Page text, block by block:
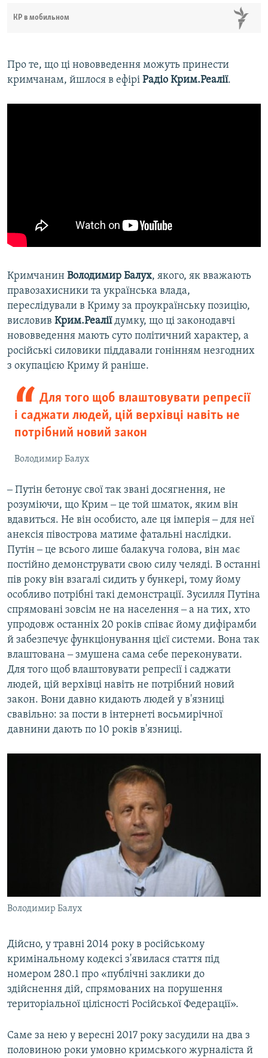
КР в мобильном
Про те, що ці нововведення можуть принести
кримчанам, йшлося в ефірі Радіо Крим.Реалії.
Кримчанин Володимир Балух, якого, як вважають
правозахисники та українська влада,
переслідували в Криму за проукраїнську позицію,
висловив Крим.Реаліїдумку, що ці законодавчі
нововведення мають суто політичний характер, а
російські силовики піддавали гонінням незгодних
з окупацією Криму й раніше.
Для того щоб влаштовувати репресії
і саджати людей, цій верхівці навіть не
потрібний новий закон
Володимир Балух
‒ Путін бетонує свої так звані досягнення, не
розуміючи, що Крим ‒ це той шматок, яким він
вдавиться. Не він особисто, але ця імперія ‒ для неї
анексія півострова матиме фатальні наслідки.
Путін ‒ це всього лише балакуча голова, він має
постійно демонструвати свою силу челяді. В останні
пів року він взагалі сидить у бункері, тому йому
особливо потрібні такі демонстрації. Зусилля Путіна
спрямовані зовсім не на населення ‒ а на тих, хто
упродовж останніх 20 років співає йому дифірамби
й забезпечує функціонування цієї системи. Вона так
влаштована ‒ змушена сама себе переконувати.
Для того щоб влаштовувати репресії і саджати
людей, цій верхівці навіть не потрібний новий
закон. Вони давно кидають людей у в'язниці
свавільно: за пости в інтернеті восьмирічної
давнини дають по 10 років в'язниці.
Володимир Балух
Дійсно, у травні 2014 року в російському
кримінальному кодексі з'явилася стаття під
номером 280.1 про «публічні заклики до
здійснення дій, спрямованих на порушення
територіальної цілісності Російської Федерації».
Саме за нею у вересні 2017 року засудили на два з
половиною роки умовно кримського журналіста й